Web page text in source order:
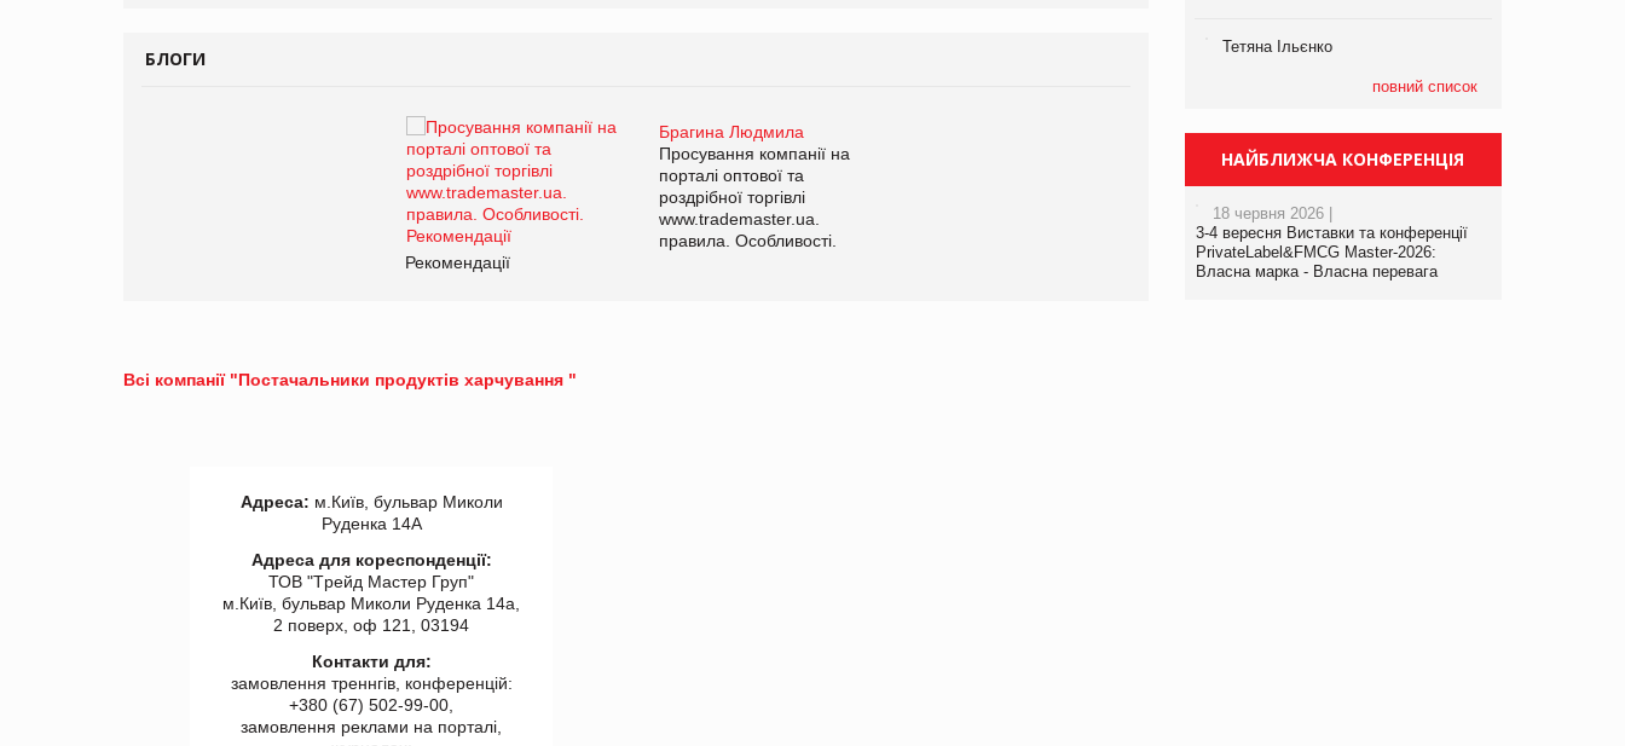
БЛОГИ
Брагина Людмила
Просування компанії на
порталі оптової та
роздрібної торгівлі
www.trademaster.ua.
правила. Особливості.
Рекомендації
Брагина Людмила
Просування компанії на
www.trademaster.ua.
правила. Особливості.
Всі компанії "Постачальники продуктів харчування "
Тетяна Ільєнко
повний список
НАЙБЛИЖЧА КОНФЕРЕНЦІЯ
18 червня 2026 |
3-4 вересня Виставки та конференції
PrivateLabel&FMCG Master-2026:
Власна марка - Власна перевага
Адреса: м.Київ, бульвар Миколи
Руденка 14А
Адреса для кореспонденції:
ТОВ "Tрейд Мастер Груп"
м.Київ, бульвар Миколи Руденка 14а,
2 поверх, оф 121, 03194
Контакти для:
замовлення треннгів, конференцій:
+380 (67) 502-99-00,
замовлення реклами на порталі,